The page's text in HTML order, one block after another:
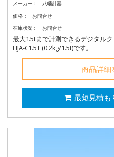
メーカー：
八幡計器
価格：
お問合せ
在庫状況：
お問合せ
最大1.5tまで計測できるデジタル
HJA-C1.5T (0.2kg/1.5t)です。
商品詳細
最短見積も